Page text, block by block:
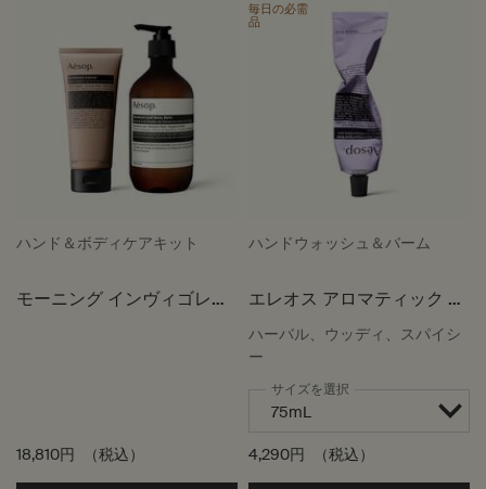
ハンド＆ボディケアキット
モーニング インヴィゴレー
18,810円 （税込）
毎日の必需
品
ハンドウォッシュ＆バーム
エレオス アロマティック ハ
ンドバーム
ハーバル、ウッディ、スパイシ
ー
サイズを選択
4,290円 （税込）